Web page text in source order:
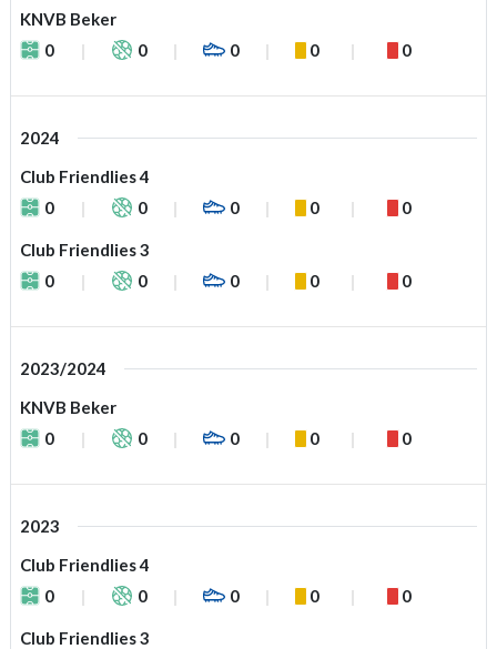
KNVB Beker
0
0 0 0 0
2024
Club Friendlies 4
0
0 0 0 0
Club Friendlies 3
0
0 0 0 0
2023/2024
KNVB Beker
0
0 0 0 0
2023
Club Friendlies 4
0
0 0 0 0
Club Friendlies 3